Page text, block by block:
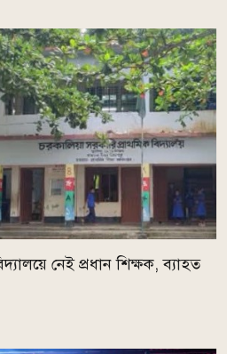
নেই প্রধান শিক্ষক, ব্যাহত